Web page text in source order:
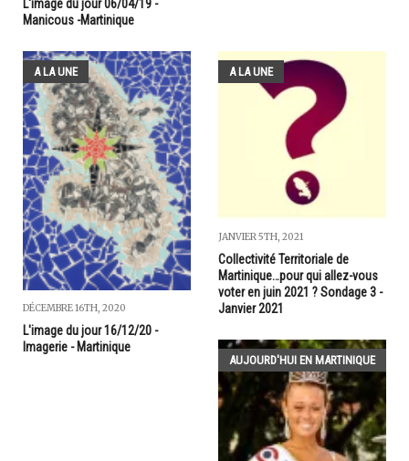
L'image du jour 06/04/19 -
Manicous -Martinique
A LA UNE
DÉCEMBRE 16TH, 2020
L'image du jour 16/12/20 -
Imagerie - Martinique
A LA UNE
JANVIER 5TH, 2021
Collectivité Territoriale de
Martinique…pour qui allez-vous
voter en juin 2021 ? Sondage 3 -
Janvier 2021
AUJOURD'HUI EN MARTINIQUE